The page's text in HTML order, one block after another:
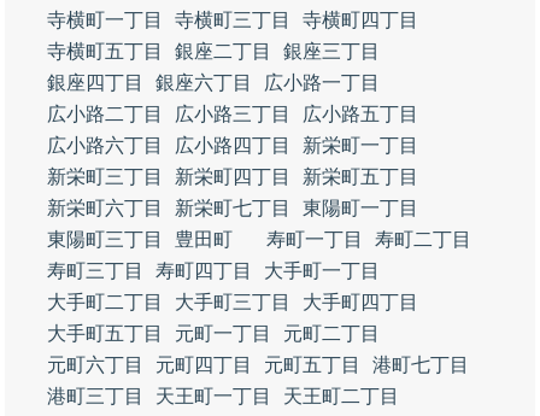
寺横町一丁目
寺横町三丁目
寺横町四丁目
寺横町五丁目
銀座二丁目
銀座三丁目
銀座四丁目
銀座六丁目
広小路一丁目
広小路二丁目
広小路三丁目
広小路五丁目
広小路六丁目
広小路四丁目
新栄町一丁目
新栄町三丁目
新栄町四丁目
新栄町五丁目
新栄町六丁目
新栄町七丁目
東陽町一丁目
東陽町三丁目
豊田町 寿町一丁目
寿町二丁目
寿町三丁目
寿町四丁目
大手町一丁目
大手町二丁目
大手町三丁目
大手町四丁目
大手町五丁目
元町一丁目
元町二丁目
元町六丁目
元町四丁目 元町五丁目
港町七丁目
港町三丁目
天王町一丁目
天王町二丁目